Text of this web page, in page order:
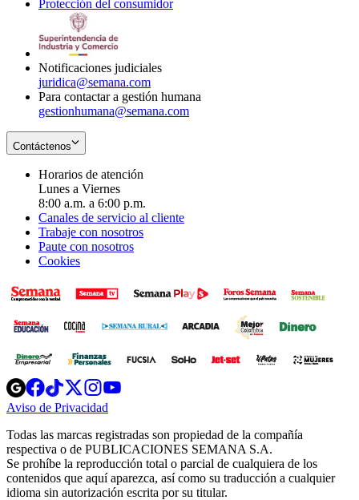
window
newin
Protección del consumidorOpens
Notificaciones judiciales
juridica@semana.com
Para contactar a gestión humana
gestionhumana@semana.com
Contáctenos
Horarios de atención
Lunes a Viernes
8:00 a.m. a 6:00 p.m.
Canales de servicio al cliente
Trabaje con nosotros
Paute con nosotros
Cookies
Opens
in
new
Opens
in
new
Opens
in
new
window
Opens
new
windowwindow
Aviso de Privacidad
new
window
Todas las marcas registradas son propiedad de la compañía
respectiva o de PUBLICACIONES SEMANA S.A.
Se prohíbe la reproducción total o parcial de cualquiera de los
contenidos que aquí aparezca, así como su traducción a cualquier
idioma sin autorización escrita por su titular.